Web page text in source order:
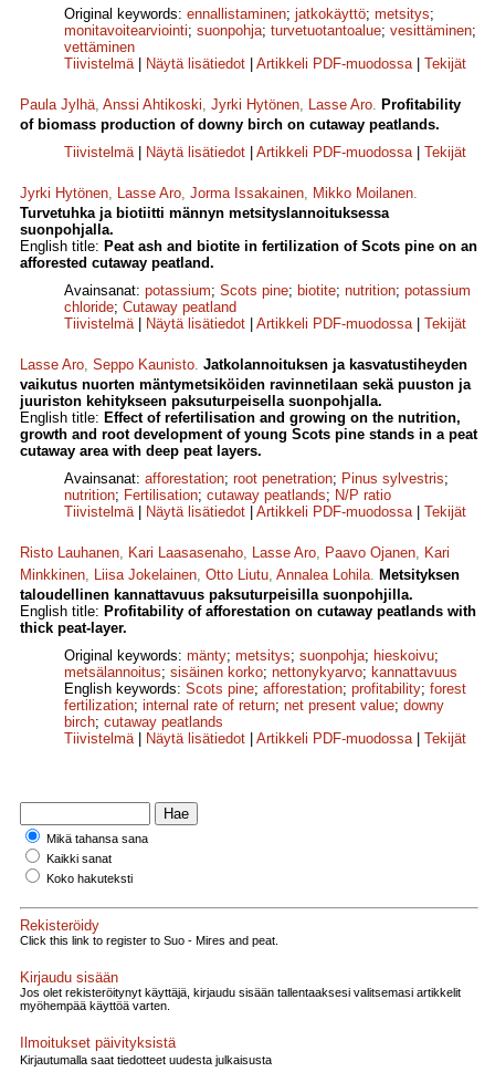
Original keywords: ennallistaminen; jatkokäyttö; metsitys;
monitavoitearviointi; suonpohja; turvetuotantoalue; vesittäminen;
vettäminen
Tiivistelmä| Näytä lisätiedot Artikkeli PDF-muodossa| Tekijät
Paula Jylhä, Anssi Ahtikoski, Jyrki Hytönen, Lasse Aro. Profitability
of biomass production of downy birch on cutaway peatlands.
Tiivistelmä| Näytä lisätiedot Artikkeli PDF-muodossa| Tekijät
Jyrki Hytönen, Lasse Aro, Jorma Issakainen, Mikko Moilanen.
Turvetuhka ja biotiitti männyn metsityslannoituksessa
suonpohjalla.
English title: Peat ash and biotite in fertilization of Scots pine on an
afforested cutaway peatland.
Avainsanat: potassium; Scots pine; biotite; nutrition; potassium
chloride; Cutaway peatland
Tiivistelmä| Näytä lisätiedot Artikkeli PDF-muodossa| Tekijät
Lasse Aro, Seppo Kaunisto. Jatkolannoituksen ja kasvatustiheyden
vaikutus nuorten mäntymetsiköiden ravinnetilaan sekä puuston ja
juuriston kehitykseen paksuturpeisella suonpohjalla.
English title: Effect of refertilisation and growing on the nutrition,
growth and root development of young Scots pine stands in a peat
cutaway area with deep peat layers.
Avainsanat: afforestation; root penetration; Pinus sylvestris;
nutrition; Fertilisation; cutaway peatlands; N/P ratio
Tiivistelmä| Näytä lisätiedot Artikkeli PDF-muodossa| Tekijät
Risto Lauhanen, Kari Laasasenaho, Lasse Aro, Paavo Ojanen, Kari
Minkkinen, Liisa Jokelainen, Otto Liutu, Annalea Lohila. Metsityksen
taloudellinen kannattavuus paksuturpeisilla suonpohjilla.
English title: Profitability of afforestation on cutaway peatlands with
thick peat-layer.
Original keywords: mänty; metsitys; suonpohja; hieskoivu;
metsälannoitus; sisäinen korko; netto­nykyarvo; kannattavuus
English keywords: Scots pine; afforestation; profitability; forest
fertilization; internal rate of return; net present value; downy
birch; cutaway peatlands
Tiivistelmä| Näytä lisätiedot Artikkeli PDF-muodossa| Tekijät
Mikä tahansa sana
Kaikki sanat
Koko hakuteksti
Rekisteröidy
Click this link to register to Suo - Mires and peat.
Kirjaudu sisään
Jos olet rekisteröitynyt käyttäjä, kirjaudu sisään tallentaaksesi valitsemasi artikkelit
myöhempää käyttöä varten.
Ilmoitukset päivityksistä
Kirjautumalla saat tiedotteet uudesta julkaisusta